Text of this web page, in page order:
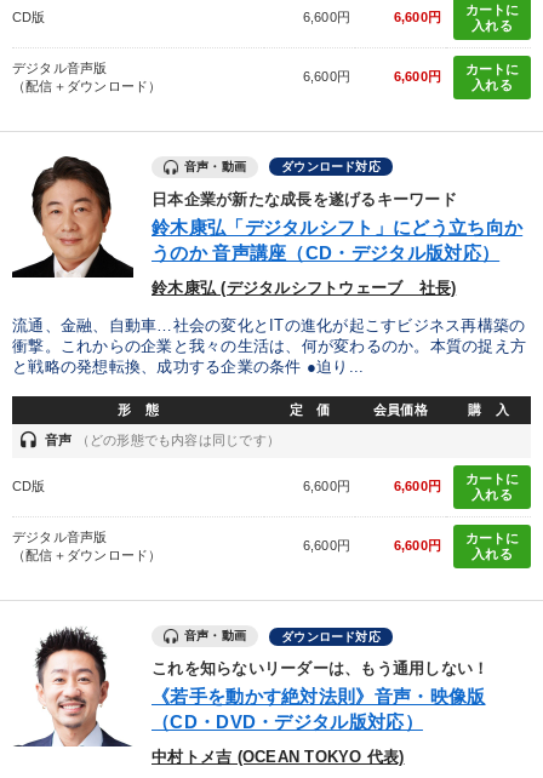
CD版 6,600円 6,600円
カートに
入れる
デジタル音声版
（配信＋ダウンロード）
6,600円 6,600円
カートに
入れる
音声・動画 ダウンロード対応
日本企業が新たな成長を遂げるキーワード
鈴木康弘「デジタルシフト」にどう立ち向か
うのか 音声講座（CD・デジタル版対応）
鈴木康弘 (デジタルシフトウェーブ 社長)
流通、金融、自動車…社会の変化とITの進化が起こすビジネス再構築の
衝撃。これからの企業と我々の生活は、何が変わるのか。本質の捉え方
と戦略の発想転換、成功する企業の条件 ●迫り...
形 態 定 価 会員価格 購 入
headset 音声 （どの形態でも内容は同じです）
CD版 6,600円 6,600円
カートに
入れる
デジタル音声版
（配信＋ダウンロード）
6,600円 6,600円
カートに
入れる
音声・動画 ダウンロード対応
これを知らないリーダーは、もう通用しない！
《若手を動かす絶対法則》音声・映像版
（CD・DVD・デジタル版対応）
中村トメ吉 (OCEAN TOKYO 代表)